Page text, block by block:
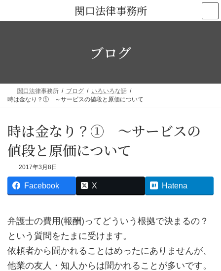
ッ
移
関口法律事務所
ブログ
関口法律事務所 ブログ
いろいろな話
時は金なり？① ～サービスの値段と原価について
時は金なり？① ～サービスの
値段と原価について
2017年3月8日
Facebook X Hatena
弁護士の費用(報酬)ってどういう根拠で決まるの？
という質問をたまに受けます。
依頼者から聞かれることはめったにありませんが、
他業の友人・知人からは聞かれることが多いです。